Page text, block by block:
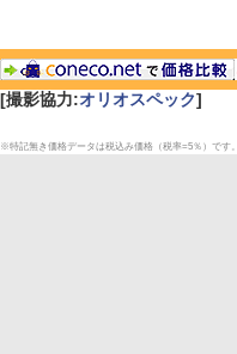
[撮影協力:オリオスペック]
※特記無き価格データは税込み価格（税率=5％）です。